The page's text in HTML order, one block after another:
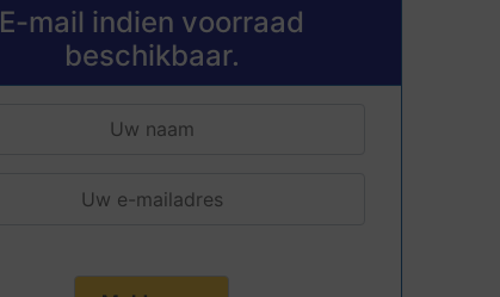
E-mail indien voorraad
beschikbaar.